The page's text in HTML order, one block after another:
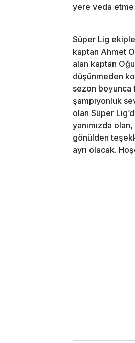
yere veda etme
Süper Lig
kaptan Ahmet
alan kaptan
düşünmeden
sezon boyunca
şampiyonluk
olan Süper
yanımızda
gönülden
ayrı olacak.